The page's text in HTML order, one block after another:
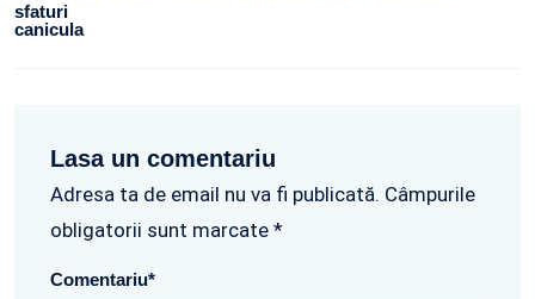
sfaturi
canicula
Lasa un comentariu
Adresa ta de email nu va fi publicată. Câmpurile
obligatorii sunt marcate *
Comentariu*